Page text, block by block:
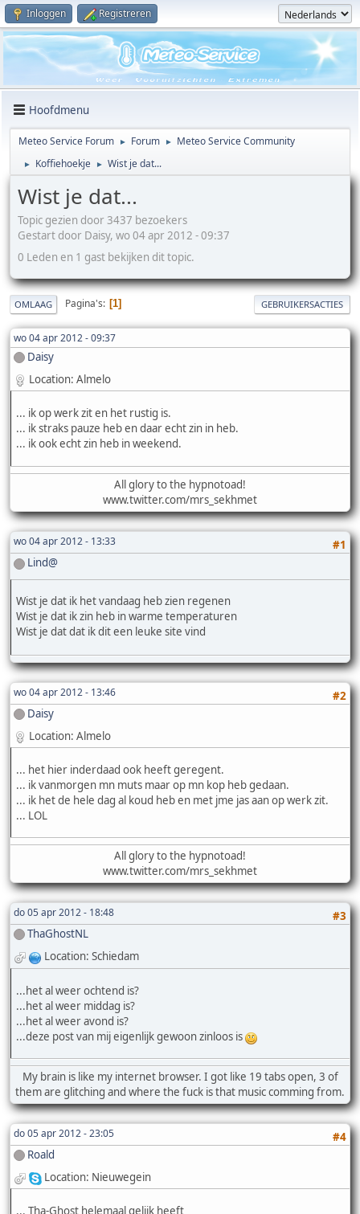
Inloggen Registreren
Hoofdmenu
Meteo Service Forum ► Forum ► Meteo Service Community
► Koffiehoekje ► Wist je dat...
Wist je dat...
Topic gezien door 3437 bezoekers
Gestart door Daisy, wo 04 apr 2012 - 09:37
0 Leden en 1 gast bekijken dit topic.
OMLAAG Pagina's 1 GEBRUIKERSACTIES
wo 04 apr 2012 - 09:37
Daisy
Location: Almelo
... ik op werk zit en het rustig is.
... ik straks pauze heb en daar echt zin in heb.
... ik ook echt zin heb in weekend.
All glory to the hypnotoad!
www.twitter.com/mrs_sekhmet
wo 04 apr 2012 - 13:33
#1
Lind@
Wist je dat ik het vandaag heb zien regenen
Wist je dat ik zin heb in warme temperaturen
Wist je dat dat ik dit een leuke site vind
wo 04 apr 2012 - 13:46
#2
Daisy
Location: Almelo
... het hier inderdaad ook heeft geregent.
... ik vanmorgen mn muts maar op mn kop heb gedaan.
... ik het de hele dag al koud heb en met jme jas aan op werk zit.
... LOL
All glory to the hypnotoad!
www.twitter.com/mrs_sekhmet
do 05 apr 2012 - 18:48
#3
ThaGhostNL
Location: Schiedam
...het al weer ochtend is?
...het al weer middag is?
...het al weer avond is?
...deze post van mij eigenlijk gewoon zinloos is
My brain is like my internet browser. I got like 19 tabs open, 3 of
them are glitching and where the fuck is that music comming from.
do 05 apr 2012 - 23:05
#4
Roald
Location: Nieuwegein
... Tha-Ghost helemaal gelijk heeft